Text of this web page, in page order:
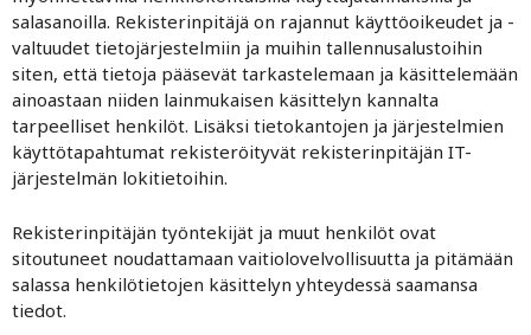
salasanoilla. Rekisterinpitäjä on rajannut käyttöoikeudet ja -
valtuudet tietojärjestelmiin ja muihin tallennusalustoihin
siten, että tietoja pääsevät tarkastelemaan ja käsittelemään
ainoastaan niiden lainmukaisen käsittelyn kannalta
tarpeelliset henkilöt. Lisäksi tietokantojen ja järjestelmien
käyttötapahtumat rekisteröityvät rekisterinpitäjän IT-
järjestelmän lokitietoihin.
Rekisterinpitäjän työntekijät ja muut henkilöt ovat
sitoutuneet noudattamaan vaitiolovelvollisuutta ja pitämään
salassa henkilötietojen käsittelyn yhteydessä saamansa
tiedot.